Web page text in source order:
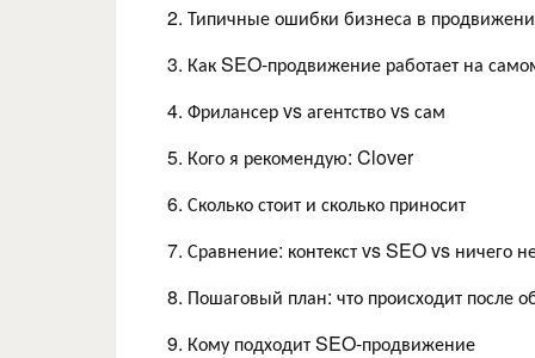
Типичные ошибки бизнеса в
Как SEO-продвижение работает на
Фрилансер vs агентство vs сам
Кого я рекомендую: Clover
Сколько стоит и сколько приносит
Сравнение: контекст vs SEO vs ничего
Пошаговый план: что происходит после
Кому подходит SEO-продвижение